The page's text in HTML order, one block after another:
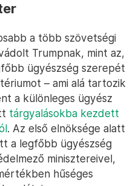
rendszeresen védte a
pozícióval
különleges
nemzetbiztonsági
Trumpnak, és hozzá
sürget Kína ellen,
. Már jelezte, hogy
szerepet Trump